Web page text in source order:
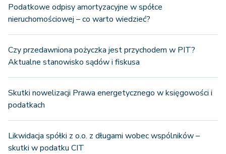
Podatkowe odpisy amortyzacyjne w spółce
nieruchomościowej – co warto wiedzieć?
Czy przedawniona pożyczka jest przychodem w PIT?
Aktualne stanowisko sądów i fiskusa
Skutki nowelizacji Prawa energetycznego w księgowości i
podatkach
Likwidacja spółki z o.o. z długami wobec wspólników –
skutki w podatku CIT